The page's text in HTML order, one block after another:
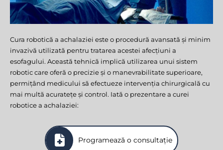
Cura Robotică a Acalaziei
Cura robotică a achalaziei este o procedură avansată și minim
invazivă utilizată pentru tratarea acestei afecțiuni a
esofagului. Această tehnică implică utilizarea unui sistem
robotic care oferă o precizie și o manevrabilitate superioare,
permițând medicului să efectueze intervenția chirurgicală cu
mai multă acuratețe și control. Iată o prezentare a curei
robotice a achalaziei:
Programează o consultație